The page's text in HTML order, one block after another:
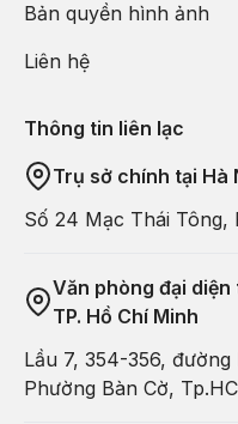
Bản quyền hình ảnh
Liên hệ
Thông tin liên lạc
Trụ sở chính tại Hà
Số 24 Mạc Thái Tông,
Văn phòng đại diện
TP. Hồ Chí Minh
Lầu 7, 354-356,
Phường Bàn Cờ,